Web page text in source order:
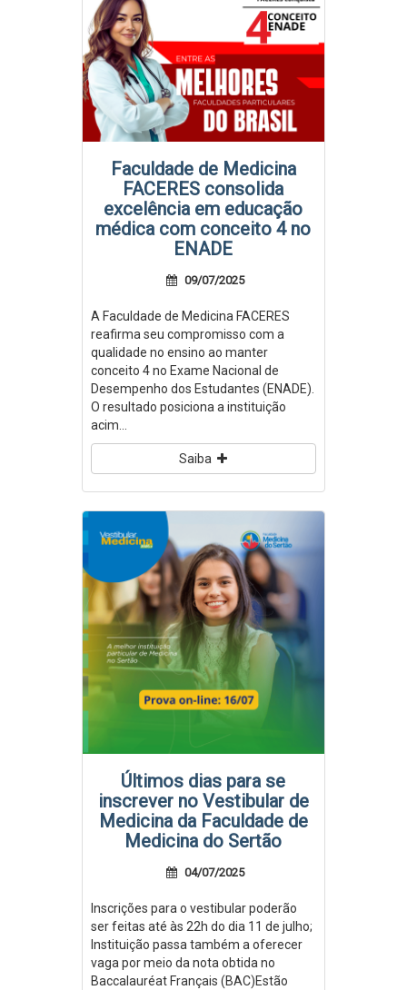
Faculdade de Medicina
FACERES consolida
excelência em educação
médica com conceito 4 no
ENADE
09/07/2025
A Faculdade de Medicina FACERES
reafirma seu compromisso com a
qualidade no ensino ao manter
conceito 4 no Exame Nacional de
Desempenho dos Estudantes (ENADE).
O resultado posiciona a instituição
acim...
Saiba
Últimos dias para se
inscrever no Vestibular de
Medicina da Faculdade de
Medicina do Sertão
04/07/2025
Inscrições para o vestibular poderão
ser feitas até às 22h do dia 11 de julho;
Instituição passa também a oferecer
vaga por meio da nota obtida no
Baccalauréat Français (BAC)Estão